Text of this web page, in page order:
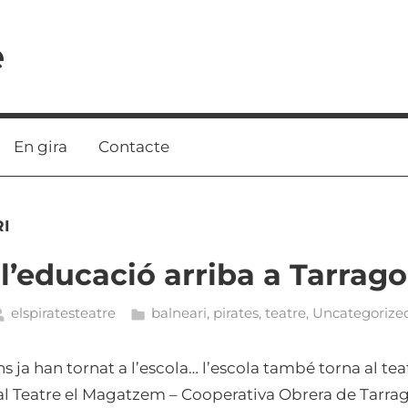
En gira Contacte
arriba a
elspiratesteatre balneari, pirates, teatre,
ja han tornat a l’escola… l’escola també torna al
Teatre el Magatzem – Cooperativa Obrera de